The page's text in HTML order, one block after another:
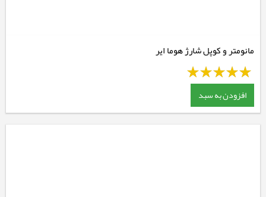
مانومتر و کوپل شارژ هوما ایر
افزودن به سبد